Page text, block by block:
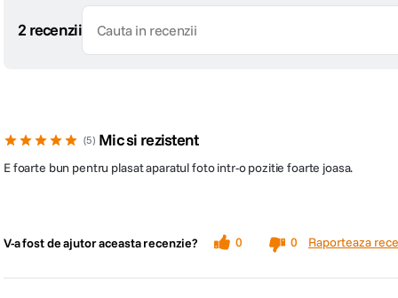
2 recenzii
5 Mic si rezistent
E foarte bun pentru plasat aparatul foto intr-o pozitie foarte joasa.
V-a fost de ajutor aceasta recenzie? 0 0 Raporteaza